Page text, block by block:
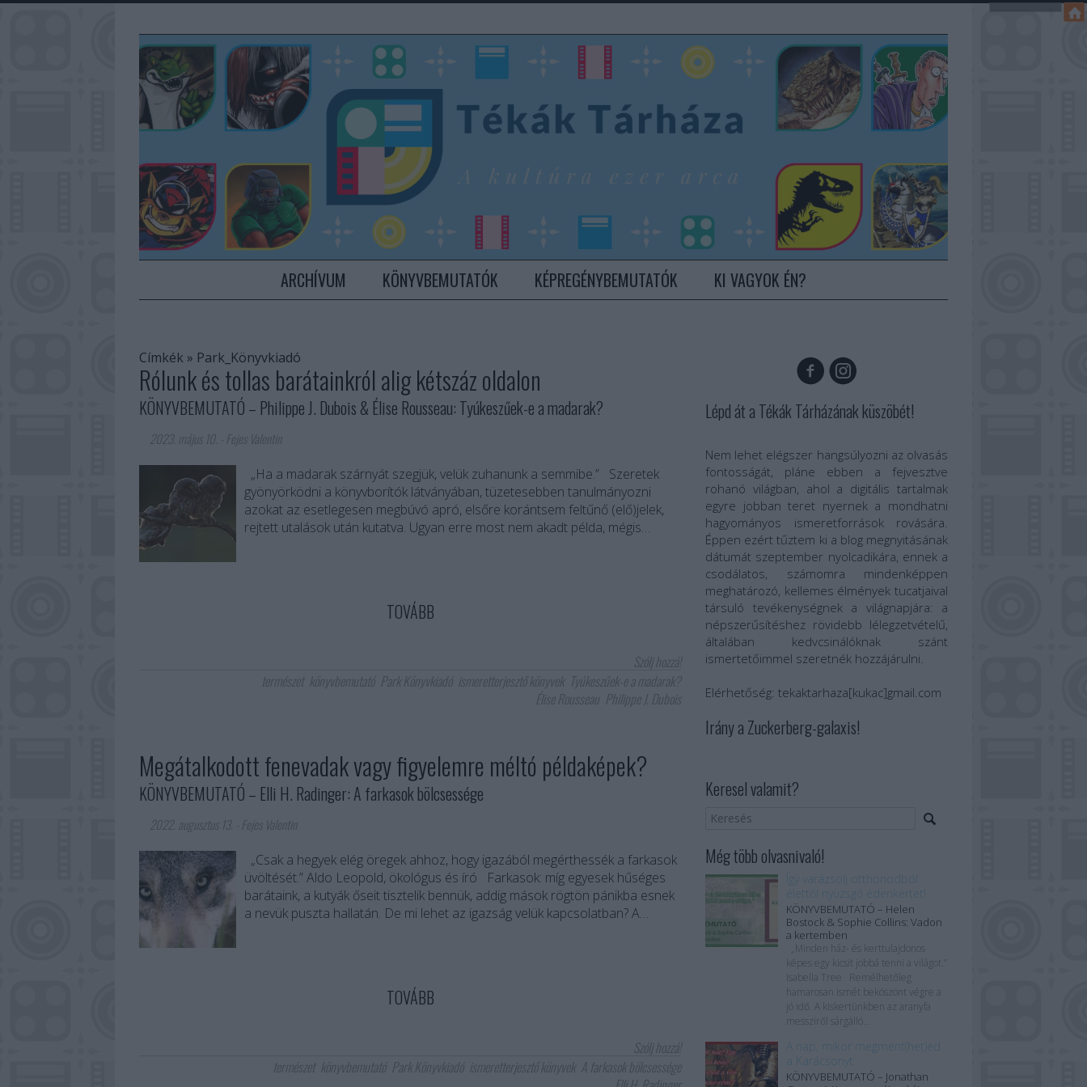
ARCHÍVUM KÖNYVBEMUTATÓK KÉPREGÉNYBEMUTATÓK KI VAGYOK ÉN?
Címkék » Park_Könyvkiadó
Rólunk és tollas barátainkról alig kétszáz oldalon
KÖNYVBEMUTATÓ – Philippe J. Dubois & Élise Rousseau: Tyúkeszűek-e a madarak?
2023. május 10.
Fejes Valentin
„Ha a madarak szárnyát szegjük, velük zuhanunk a semmibe.” Szeretek
gyönyörködni a könyvborítók látványában, tüzetesebben tanulmányozni
azokat az esetlegesen megbúvó apró, elsőre korántsem feltűnő (elő)jelek,
rejtett utalások után kutatva. Ugyan erre most nem akadt példa, mégis…
TOVÁBB
Szólj hozzá!
természet könyvbemutató Park Könyvkiadó ismeretterjesztő könyvek Tyúkeszűek-e a madarak?
Élise Rousseau Philippe J. Dubois
Megátalkodott fenevadak vagy figyelemre méltó példaképek?
KÖNYVBEMUTATÓ – Elli H. Radinger: A farkasok bölcsessége
2022. augusztus 13.
Fejes Valentin
„Csak a hegyek elég öregek ahhoz, hogy igazából megérthessék a farkasok
üvöltését.” Aldo Leopold, ökológus és író Farkasok: míg egyesek hűséges
barátaink, a kutyák őseit tisztelik bennük, addig mások rögtön pánikba esnek
a nevük puszta hallatán. De mi lehet az igazság velük kapcsolatban? A…
TOVÁBB
Szólj hozzá!
természet könyvbemutató Park Könyvkiadó ismeretterjesztő könyvek A farkasok bölcsessége
Lépd át a Tékák Tárházának küszöbét!
Nem lehet elégszer hangsúlyozni az olvasás
fontosságát, pláne ebben a fejvesztve
rohanó világban, ahol a digitális tartalmak
egyre jobban teret nyernek a mondhatni
hagyományos ismeretforrások rovására.
Éppen ezért tűztem ki a blog megnyitásának
dátumát szeptember nyolcadikára, ennek a
csodálatos, számomra mindenképpen
meghatározó, kellemes élmények tucatjaival
társuló tevékenységnek a világnapjára: a
népszerűsítéshez rövidebb lélegzetvételű,
általában kedvcsinálóknak szánt
ismertetőimmel szeretnék hozzájárulni.
Elérhetőség: tekaktarhaza[kukac]gmail.com
Irány a Zuckerberg-galaxis!
Keresel valamit?
Még több olvasnivaló!
Így varázsolj otthonodból
élettől nyüzsgő édenkertet!
KÖNYVBEMUTATÓ – Helen
Bostock & Sophie Collins: Vadon
a kertemben
„Minden ház- és kerttulajdonos
képes egy kicsit jobbá tenni a világot.”
Isabella Tree Remélhetőleg
hamarosan ismét beköszönt végre a
jó idő. A kiskertünkben az aranyfa
messziről sárgálló...
A nap, mikor megment(het)ed
a Karácsonyt
KÖNYVBEMUTATÓ – Jonathan